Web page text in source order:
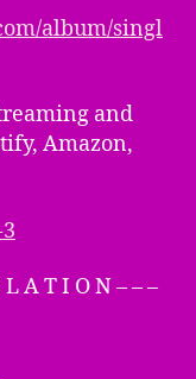
album/singl
and
Amazon,
L A T I O N – – –